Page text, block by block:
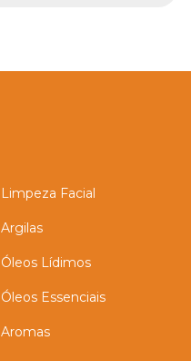
Limpeza Facial
Argilas
Óleos Lídimos
Óleos Essenciais
Aromas